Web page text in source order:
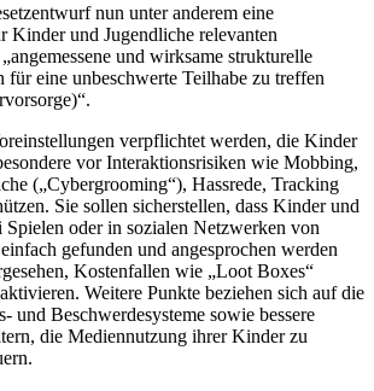
nun unter anderem eine
Kinder und Jugendliche relevanten
und wirksame strukturelle
für eine unbeschwerte Teilhabe zu treffen
verpflichtet werden, die Kinder
vor Interaktionsrisiken wie Mobbing,
(„Cybergrooming“), Hassrede, Tracking
Sie sollen sicherstellen, dass Kinder und
Spielen oder in sozialen Netzwerken von
gefunden und angesprochen werden
Kostenfallen wie „Loot Boxes“
Weitere Punkte beziehen sich auf die
und Beschwerdesysteme sowie bessere
die Mediennutzung ihrer Kinder zu